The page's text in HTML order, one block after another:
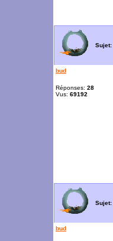
Sujet:
bud
Réponses: 28
Vus: 69192
Sujet:
bud